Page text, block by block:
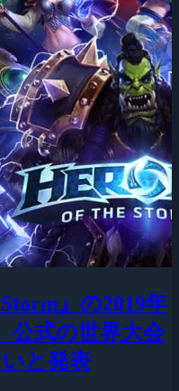
』の2019年
公式の世界大会
と発表